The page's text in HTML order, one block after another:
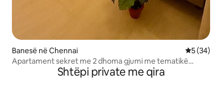
Banesë në Chennai Vlerësimi
5 (34)
Apartament sekret me 2 dhoma gjumi me tematikë
BOHO pranë aeroportitShtëpi private me qira